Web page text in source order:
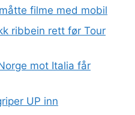
filme med mobil
ribbein rett før Tour
mot Italia får
UP inn